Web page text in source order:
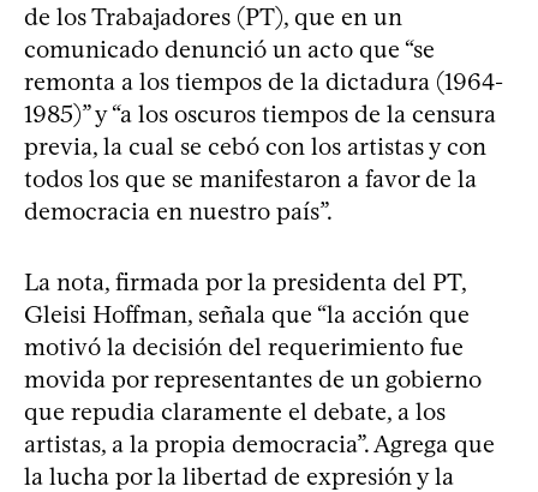
de los Trabajadores (PT), que en un
comunicado denunció un acto que “se
remonta a los tiempos de la dictadura (1964-
1985)” y “a los oscuros tiempos de la censura
previa, la cual se cebó con los artistas y con
todos los que se manifestaron a favor de la
democracia en nuestro país”.
La nota, firmada por la presidenta del PT,
Gleisi Hoffman, señala que “la acción que
motivó la decisión del requerimiento fue
movida por representantes de un gobierno
que repudia claramente el debate, a los
artistas, a la propia democracia”. Agrega que
la lucha por la libertad de expresión y la